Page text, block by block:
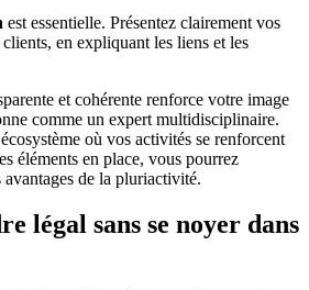
est essentielle. Présentez clairement vos
en expliquant les liens et les
et cohérente renforce votre image
comme un expert multidisciplinaire.
où vos activités se renforcent
éléments en place, vous pourrez
de la pluriactivité.
légal sans se noyer dans